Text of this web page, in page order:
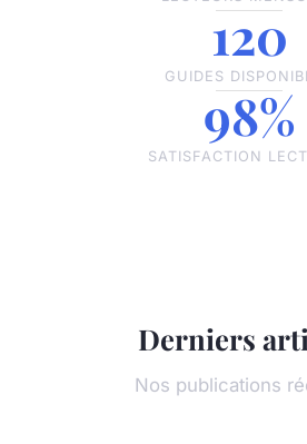
120
GUIDES
98%
SATISFACTION
Derniers
Nos publications